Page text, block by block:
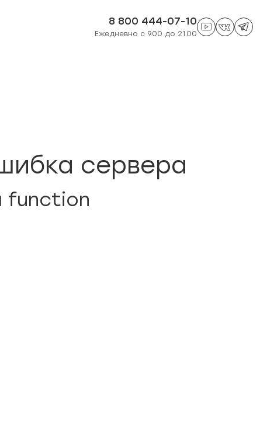
8 800 444-07-10
Ежедневно с 9.00 до 21.00
сервера
function